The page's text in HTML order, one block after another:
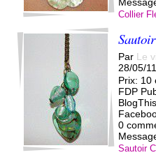
Collier
Par Le
28/05/
Prix: 10
FDP
0
Sautoir